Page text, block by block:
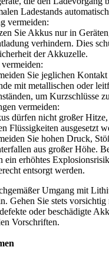
Ladestands
vermeiden:
Sie Akkus nur in
verhindern. Dies
der Akkuzelle.
Sie jeglichen
mit metallischen oder
um Kurzschlüsse
vermeiden:
dürfen nicht großer Hitze,
Flüssigkeiten ausgesetzt
Sie hohen Druck,
aus großer Höhe.
ein erhöhtes
entsorgt werden.
Umgang mit
Gehen Sie stets
oder beschädigte
Vorschriften.